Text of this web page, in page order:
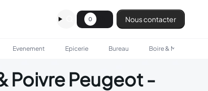
0 Nous contacter
Evenement Epicerie Bureau Boire & Manger
Poivre Peugeot -